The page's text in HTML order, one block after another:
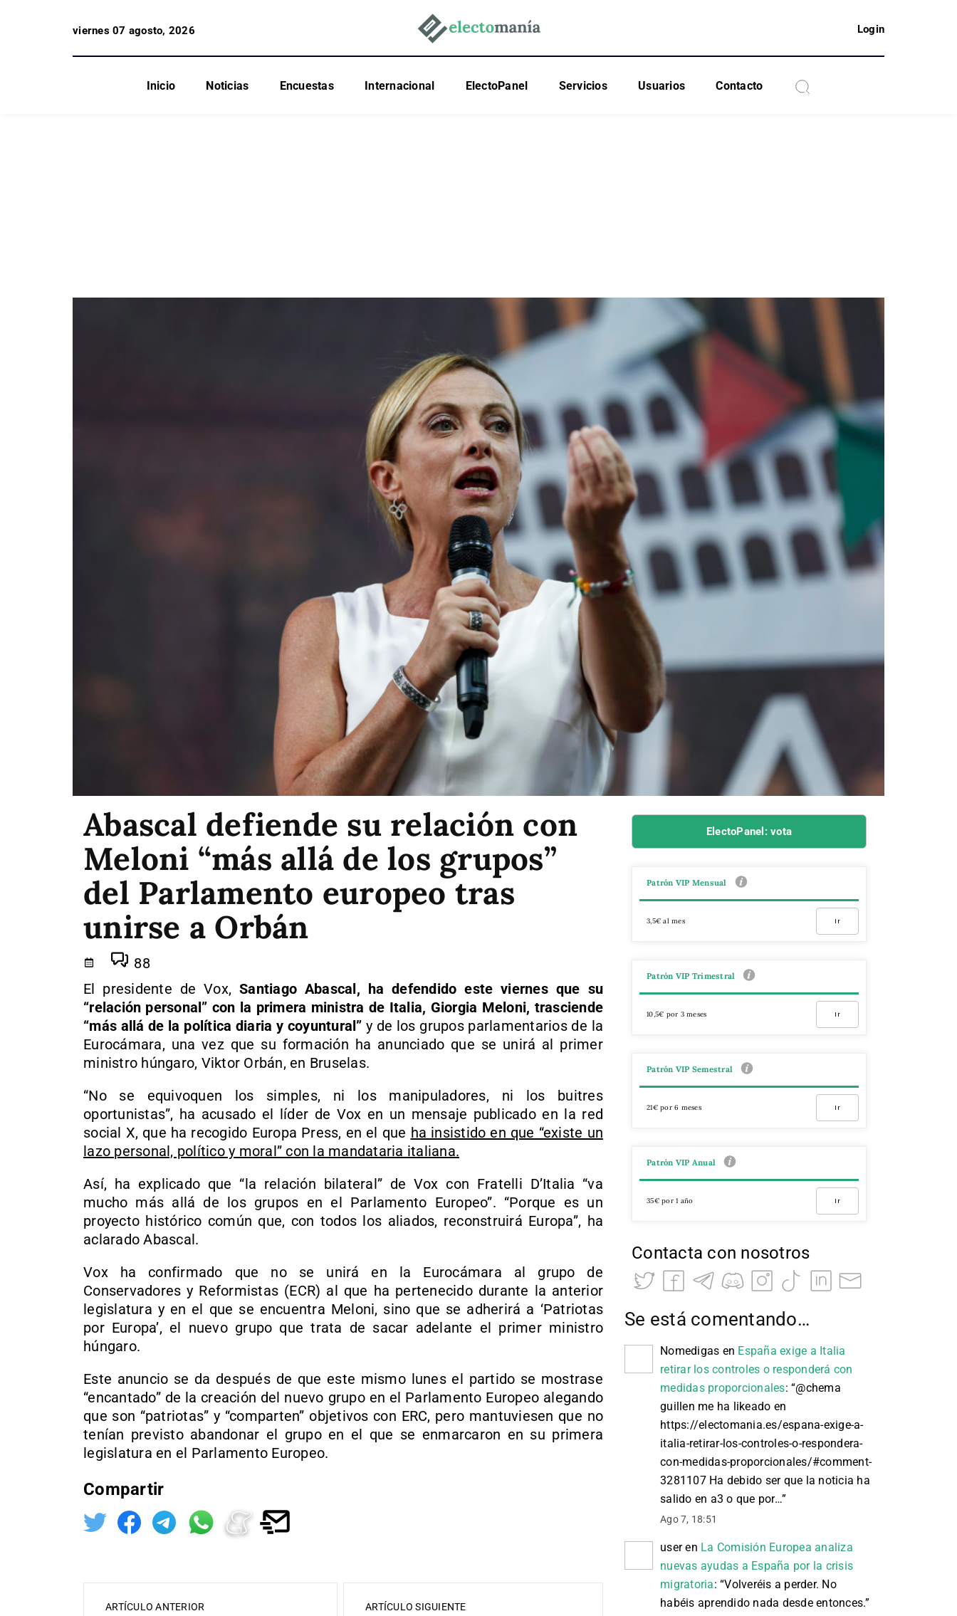
viernes 07 agosto, 2026 Login
Inicio Noticias Encuestas Internacional ElectoPanel Servicios Usuarios Contacto
Abascal defiende su relación con
Meloni “más allá de los grupos”
del Parlamento europeo tras
unirse a Orbán
88
El presidente de Vox,Santiago Abascal, ha defendido este viernes que su
“relación personal” con la primera ministra de Italia, Giorgia Meloni, trasciende
“más allá de la política diaria y coyuntural” y de los grupos parlamentarios de la
Eurocámara, una vez que su formación ha anunciado que se unirá al primer
ministro húngaro, Viktor Orbán, en Bruselas.
“No se equivoquen los simples, ni los manipuladores, ni los buitres
oportunistas”, ha acusado el líder de Vox en un mensaje publicado en la red
social X, que ha recogido Europa Press, en el que ha insistido en que “existe un
lazo personal, político y moral” con la mandataria italiana.
Así, ha explicado que “la relación bilateral” de Vox con Fratelli D’Italia “va
mucho más allá de los grupos en el Parlamento Europeo”. “Porque es un
proyecto histórico común que, con todos los aliados, reconstruirá Europa”, ha
aclarado Abascal.
Vox ha confirmado que no se unirá en la Eurocámara al grupo de
Conservadores y Reformistas (ECR) al que ha pertenecido durante la anterior
legislatura y en el que se encuentra Meloni, sino que se adherirá a ‘Patriotas
por Europa’, el nuevo grupo que trata de sacar adelante el primer ministro
húngaro.
Este anuncio se da después de que este mismo lunes el partido se mostrase
“encantado” de la creación del nuevo grupo en el Parlamento Europeo alegando
que son “patriotas” y “comparten” objetivos con ERC, pero mantuviesen que no
tenían previsto abandonar el grupo en el que se enmarcaron en su primera
legislatura en el Parlamento Europeo.
Compartir
ARTÍCULO ANTERIOR ARTÍCULO SIGUIENTE
ElectoPanel: vota
Patrón VIP Mensual
3,5€ al mes Ir
Patrón VIP Trimestral
10,5€ por 3 meses Ir
Patrón VIP Semestral
21€ por 6 meses Ir
Patrón VIP Anual
35€ por 1 año Ir
Contacta con nosotros
Se está comentando…
Nomedigas en España exige a Italia
retirar los controles o responderá con
medidas proporcionales: “@chema
guillen me ha likeado en
https://electomania.es/espana-exige-a-
italia-retirar-los-controles-o-respondera-
con-medidas-proporcionales/#comment-
3281107 Ha debido ser que la noticia ha
salido en a3 o que por…”
Ago 7, 18:51
useren La Comisión Europea analiza
nuevas ayudas a España por la crisis
migratoria: “Volveréis a perder. No
habéis aprendido nada desde entonces.”